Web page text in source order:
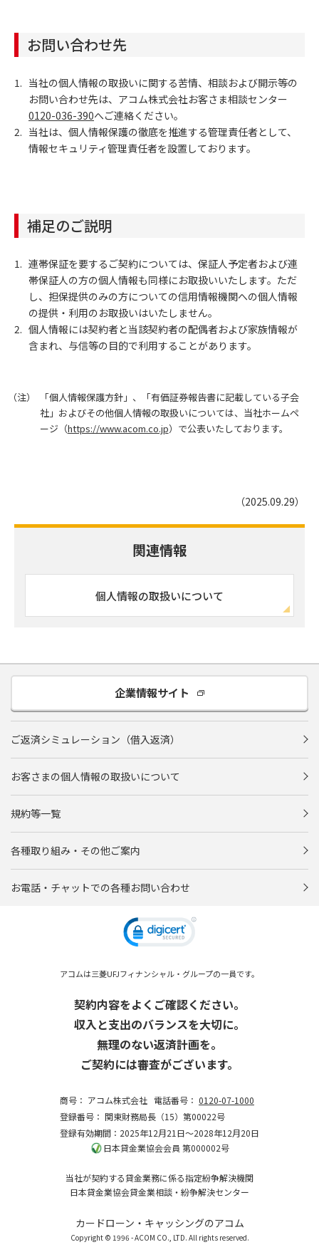
お問い合わせ先
当社の個人情報の取扱いに関する苦情、相談および開示等の
お問い合わせ先は、アコム株式会社お客さま相談センター
0120-036-390へご連絡ください。
当社は、個人情報保護の徹底を推進する管理責任者として、
情報セキュリティ管理責任者を設置しております。
補足のご説明
連帯保証を要するご契約については、保証人予定者および連
帯保証人の方の個人情報も同様にお取扱いいたします。ただ
し、担保提供のみの方についての信用情報機関への個人情報
の提供・利用のお取扱いはいたしません。
個人情報には契約者と当該契約者の配偶者および家族情報が
含まれ、与信等の目的で利用することがあります。
（注）
「個人情報保護方針」、「有価証券報告書に記載している子会
社」およびその他個人情報の取扱いについては、当社ホームペ
ージ（https://www.acom.co.jp）で公表いたしております。
（2025.09.29）
関連情報
個人情報の取扱いについて
企業情報サイト
ご返済シミュレーション（借入返済）
お客さまの個人情報の取扱いについて
規約等一覧
各種取り組み・その他ご案内
お電話・チャットでの各種お問い合わせ
アコムは三菱UFJフィナンシャル・グループの一員です。
契約内容をよくご確認ください。
収入と支出のバランスを大切に。
無理のない返済計画を。
ご契約には審査がございます。
商号： アコム株式会社 電話番号： 0120-07-1000
登録番号： 関東財務局長（15）第00022号
登録有効期間：2025年12月21日～2028年12月20日
日本貸金業協会会員 第000002号
当社が契約する貸金業務に係る指定紛争解決機関
日本貸金業協会貸金業相談・紛争解決センター
カードローン・キャッシングのアコム
Copyright © 1996 - ACOM CO., LTD. All rights reserved.